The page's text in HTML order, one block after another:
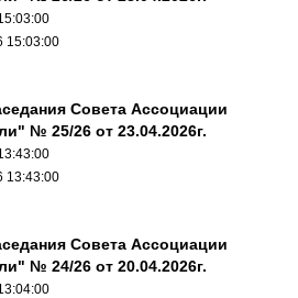
15:03:00
Совета Ассоциации
№ 25/26 от 23.04.2026г.
13:43:00
Совета Ассоциации
№ 24/26 от 20.04.2026г.